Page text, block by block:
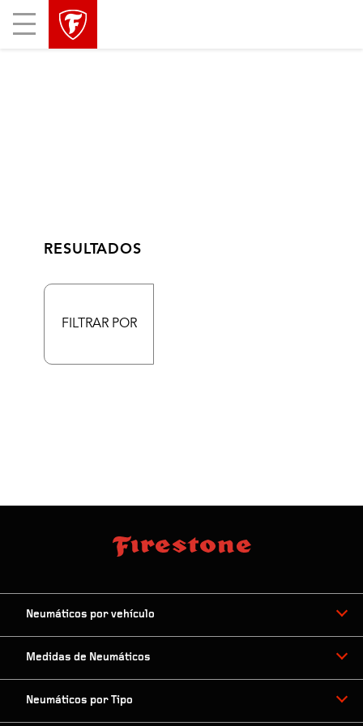
Mobile
Menu
RESULTADOS
FILTRAR POR
Neumáticos por vehículo
Medidas de Neumáticos
Neumáticos por Tipo